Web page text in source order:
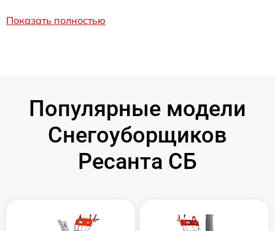
Показать полностью
Популярные модели
Снегоуборщиков
Ресанта СБ